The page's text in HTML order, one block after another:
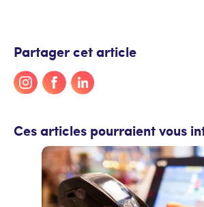
Partager cet article
Ces articles pourraient vous